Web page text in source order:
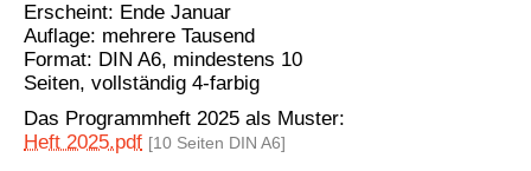
Erscheint: Ende Januar
Auflage: mehrere Tausend
Format: DIN A6, mindestens 10
Seiten, vollständig 4-farbig
Das Programmheft 2025 als Muster:
Heft 2025.pdf [10 Seiten DIN A6]